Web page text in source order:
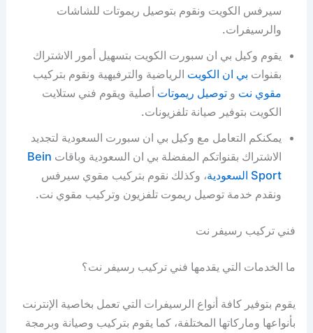
سيرفس الكويت ونقوم بتوصيل ريموتات للشاشات
والرسيفرات.
يقوم وكيل بي ان سبورت الكويت بتسهيل أمور الاشتراك
بقنوات بي ان الكويت الرياضية والترفيهية ونقوم بتركيب
مقوي نت وتوصيل ريموتات أصلية ويقوم فني ستلايت
الكويت بتوفير صيانة تلفزيونات.
يمكنكم التعامل مع وكيل بي ان سبورت السعودية لتجديد
الاشتراك بقنواتكم المفضلة بي ان السعودية وباقات Bein
Sport السعودية
، وكذلك نقوم بتركيب مقوي سيرفس
ونقدم خدمة توصيل ريموت تلفزيون وتركيب مقوي نت.
فني تركيب رسيفر نت
ما الخدمات التي يقدمها فني تركيب رسيفر نت؟
يقوم بتوفير كافة أنواع الرسيفرات التي تعمل بخاصية الإنترنت
بأنواعها وماركاتها المختلفة، كما يقوم بتركيب وصيانة وبرمجة